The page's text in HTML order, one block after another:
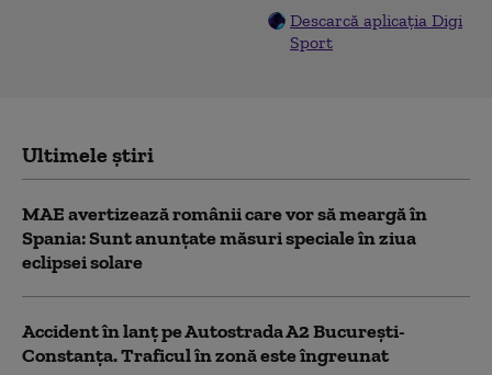
Descarcă aplicația Digi
Sport
Ultimele știri
MAE avertizează românii care vor să meargă în
Spania: Sunt anunțate măsuri speciale în ziua
eclipsei solare
Accident în lanț pe Autostrada A2 București-
Constanța. Traficul în zonă este îngreunat